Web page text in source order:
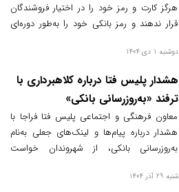
هرگز کارت و رمز خود را در اختیار فروشندگان
قرار ندهند و رمز بانکی خود را به‌طور دوره‌ای
دوشنبه 1 دی 1404
هشدار پلیس فتا درباره کلاهبرداری با
ترفند «به‌روزرسانی بانکی»
معاون فرهنگی و اجتماعی پلیس فتا فراجا با
هشدار درباره پیام‌ها و لینک‌های جعلی به‌نام
به‌روزرسانی بانکی، از شهروندان خواست
کنند.
شنبه 29 آذر 1404